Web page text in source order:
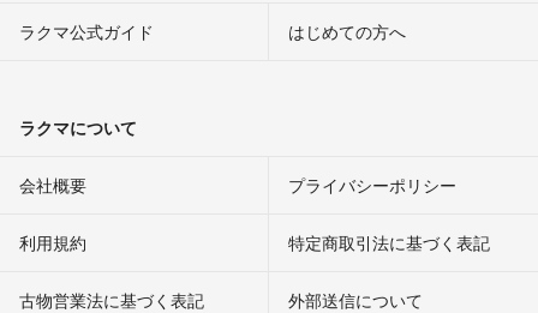
ラクマ公式ガイド はじめての方へ
ラクマについて
会社概要 プライバシーポリシー
利用規約 特定商取引法に基づく表記
古物営業法に基づく表記 外部送信について